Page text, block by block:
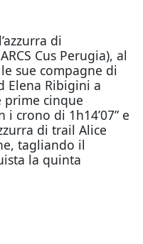
di
Cus Perugia), al
sue compagne di
Elena Ribigini a
prime cinque
crono di 1h14’07” e
di trail Alice
tagliando il
la quinta